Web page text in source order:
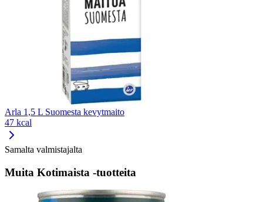
Arla 1,5 L Suomesta kevytmaito
47 kcal
Samalta valmistajalta
Muita Kotimaista -tuotteita